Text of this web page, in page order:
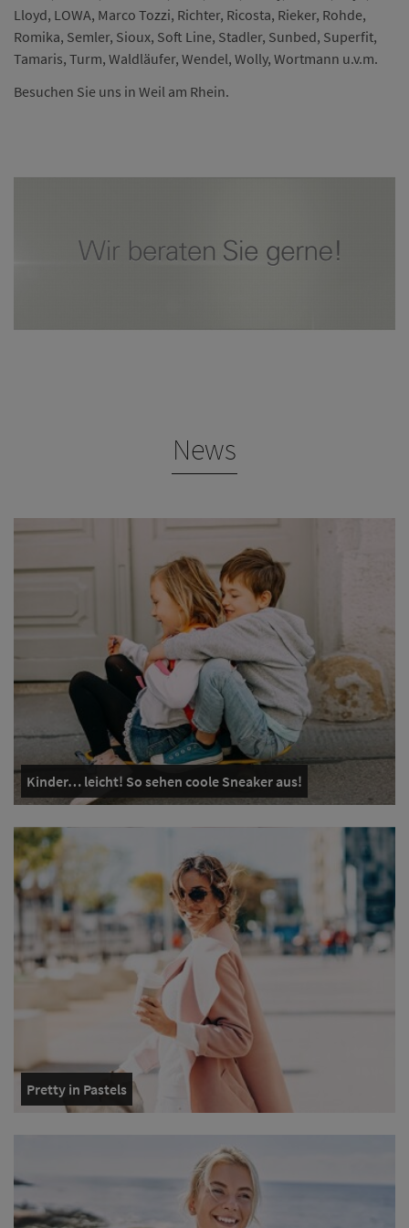
Lloyd, LOWA, Marco Tozzi, Richter, Ricosta, Rieker, Rohde,
Romika, Semler, Sioux, Soft Line, Stadler, Sunbed, Superfit,
Tamaris, Turm, Waldläufer, Wendel, Wolly, Wortmann u.v.m.
Besuchen Sie uns in Weil am Rhein.
News
Kinder… leicht! So sehen coole Sneaker aus!
Pretty in Pastels